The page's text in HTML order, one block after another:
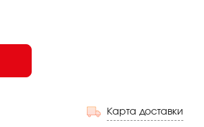
Карта доставки